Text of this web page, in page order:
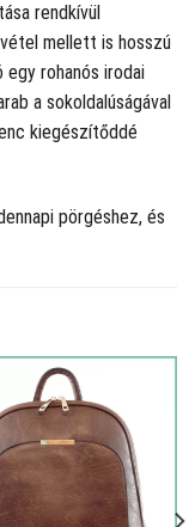
rendkívül
mellett is hosszú
rohanós irodai
a sokoldalúságával
kiegészítőddé
pörgéshez, és